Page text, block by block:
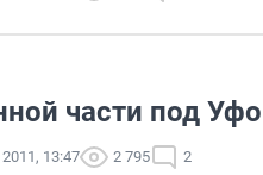
части под
13:47 2 795 2